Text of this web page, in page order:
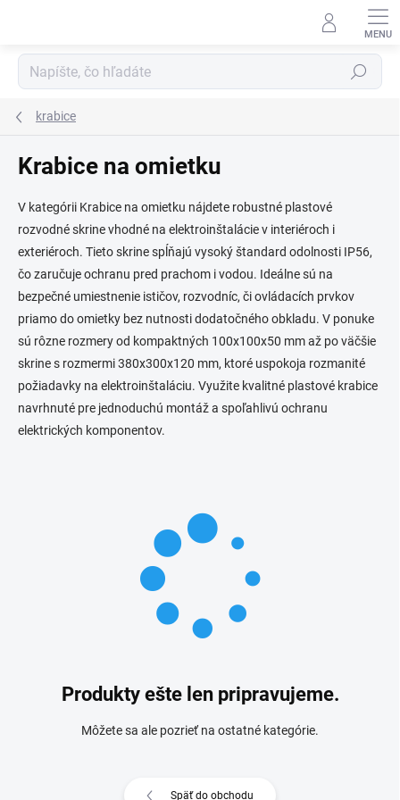
Hľadať
krabice
Krabice na omietku
V kategórii Krabice na omietku nájdete robustné plastové
rozvodné skrine vhodné na elektroinštalácie v interiéroch i
exteriéroch. Tieto skrine spĺňajú vysoký štandard odolnosti IP56,
čo zaručuje ochranu pred prachom i vodou. Ideálne sú na
bezpečné umiestnenie ističov, rozvodníc, či ovládacích prvkov
priamo do omietky bez nutnosti dodatočného obkladu. V ponuke
sú rôzne rozmery od kompaktných 100x100x50 mm až po väčšie
skrine s rozmermi 380x300x120 mm, ktoré uspokoja rozmanité
požiadavky na elektroinštaláciu. Využite kvalitné plastové krabice
navrhnuté pre jednoduchú montáž a spoľahlivú ochranu
elektrických komponentov.
Produkty ešte len pripravujeme.
Môžete sa ale pozrieť na ostatné kategórie.
Späť do obchodu